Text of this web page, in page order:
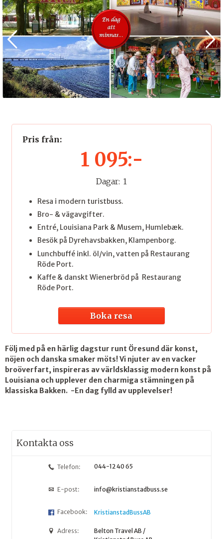
Pris från:
1 095:-
Dagar: 1
Resa i modern turistbuss.
Bro- & vägavgifter.
Entré, Louisiana Park & Musem, Humlebæk.
Besök på Dyrehavsbakken, Klampenborg.
Lunchbuffé inkl. öl/vin, vatten på Restaurang
Röde Port.
Kaffe & danskt Wienerbröd på Restaurang
Röde Port.
Boka resa
Följ med på en härlig dagstur runt Öresund där konst,
nöjen och danska smaker möts! Vi njuter av en vacker
broöverfart, inspireras av världsklassig modern konst på
Louisiana och upplever den charmiga stämningen på
klassiska Bakken. -En dag fylld av upplevelser!
Kontakta oss
Telefon: 044-12 40 65
E-post: info@kristianstadbuss.se
Facebook: KristianstadBussAB
Adress:
Belton Travel AB /